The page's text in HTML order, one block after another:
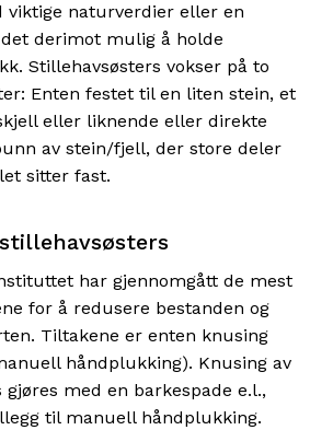
viktige naturverdier eller en
derimot mulig å holde
Stillehavsøsters vokser på to
Enten festet til en liten stein, et
eller liknende eller direkte
av stein/fjell, der store deler
sitter fast.
har gjennomgått de mest
for å redusere bestanden og
Tiltakene er enten knusing
håndplukking). Knusing av
gjøres med en barkespade e.l.,
til manuell håndplukking.